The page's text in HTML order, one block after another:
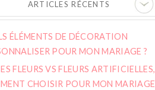
ARTICLES RÉCENTS
ÉLÉMENTS DE DÉCORATION
POUR MON MARIAGE ?
FLEURS VS FLEURS ARTIFICIELLES,
CHOISIR POUR MON MARIAGE